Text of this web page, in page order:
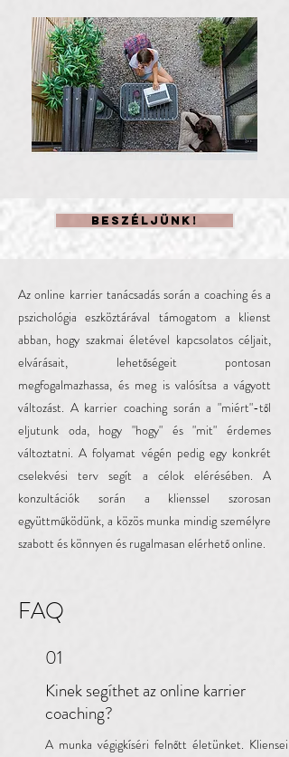
Beszéljünk!
Az online karrier tanácsadás során a coaching és a
pszichológia eszköztárával támogatom a klienst
abban, hogy szakmai életével kapcsolatos céljait,
elvárásait, lehetőségeit pontosan
megfogalmazhassa, és meg is valósítsa a vágyott
változást. A karrier coaching során a "miért"-től
eljutunk oda, hogy "hogy" és "mit" érdemes
változtatni. A folyamat végén pedig egy konkrét
cselekvési terv segít a célok elérésében. A
konzultációk során a klienssel szorosan
együttműködünk, a közös munka mindig személyre
szabott és könnyen és rugalmasan elérhető online.
FAQ
01
Kinek segíthet az online karrier
coaching?
A munka végigkíséri felnőtt életünket. Klienseim